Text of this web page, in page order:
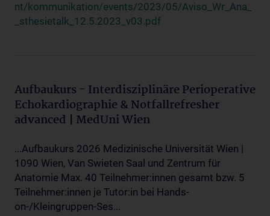
nt/kommunikation/events/2023/05/Aviso_Wr_Ana_
_sthesietalk_12.5.2023_v03.pdf
Aufbaukurs - Interdisziplinäre Perioperative
Echokardiographie & Notfallrefresher
advanced | MedUni Wien
...Aufbaukurs 2026 Medizinische Universität Wien |
1090 Wien, Van Swieten Saal und Zentrum für
Anatomie Max. 40 Teilnehmer:innen gesamt bzw. 5
Teilnehmer:innen je Tutor:in bei Hands-
on-/Kleingruppen-Ses...